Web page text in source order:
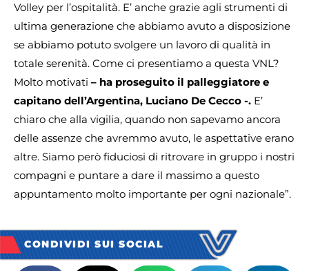
Volley per l’ospitalità. E’ anche grazie agli strumenti di
ultima generazione che abbiamo avuto a disposizione
se abbiamo potuto svolgere un lavoro di qualità in
totale serenità. Come ci presentiamo a questa VNL?
Molto motivati – ha proseguito il palleggiatore e
capitano dell’Argentina, Luciano De Cecco -. E’
chiaro che alla vigilia, quando non sapevamo ancora
delle assenze che avremmo avuto, le aspettative erano
altre. Siamo però fiduciosi di ritrovare in gruppo i nostri
compagni e puntare a dare il massimo a questo
appuntamento molto importante per ogni nazionale”.
CONDIVIDI SUI SOCIAL